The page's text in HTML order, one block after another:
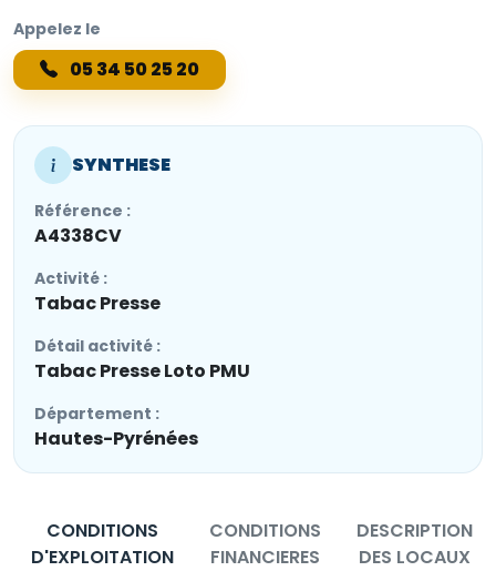
Appelez le
05 34 50 25 20
SYNTHESE
Référence :
A4338CV
Activité :
Tabac Presse
Détail activité :
Tabac Presse Loto PMU
Département :
Hautes-Pyrénées
CONDITIONS
D'EXPLOITATION
CONDITIONS
FINANCIERES
DESCRIPTION
DES LOCAUX